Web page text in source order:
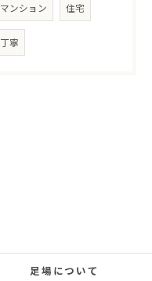
マンション 住宅
丁寧
足場について